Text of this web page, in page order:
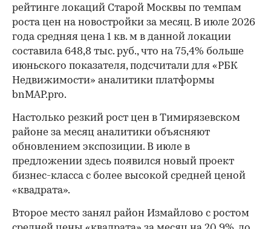
рейтинге локаций Старой Москвы по темпам
роста цен на новостройки за месяц. В июле 2026
года средняя цена 1 кв. м в данной локации
составила 648,8 тыс. руб., что на 75,4% больше
июньского показателя, подсчитали для «РБК
Недвижимости» аналитики платформы
bnMAP.pro.
Настолько резкий рост цен в Тимирязевском
районе за месяц аналитики объясняют
обновлением экспозиции. В июле в
предложении здесь появился новый проект
бизнес-класса с более высокой средней ценой
«квадрата».
Второе место занял район Измайлово с ростом